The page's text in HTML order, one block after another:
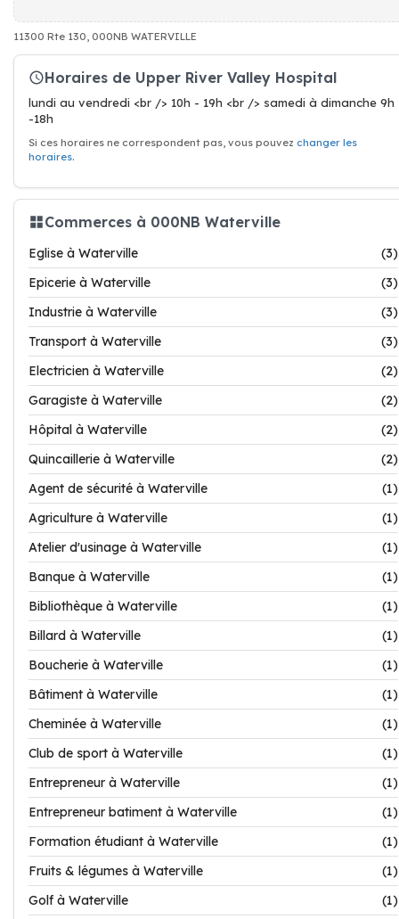
11300 Rte 130, 000NB WATERVILLE
Horaires de Upper River Valley Hospital
lundi au vendredi <br /> 10h - 19h <br /> samedi à dimanche 9h
-18h
Si ces horaires ne correspondent pas, vous pouvez changer les
horaires.
Commerces à 000NB Waterville
Eglise à Waterville
(3)
Epicerie à Waterville
(3)
Industrie à Waterville
(3)
Transport à Waterville
(3)
Electricien à Waterville
(2)
Garagiste à Waterville
(2)
Hôpital à Waterville
(2)
Quincaillerie à Waterville
(2)
Agent de sécurité à Waterville
(1)
Agriculture à Waterville
(1)
Atelier d'usinage à Waterville
(1)
Banque à Waterville
(1)
Bibliothèque à Waterville
(1)
Billard à Waterville
(1)
Boucherie à Waterville
(1)
Bâtiment à Waterville
(1)
Cheminée à Waterville
(1)
Club de sport à Waterville
(1)
Entrepreneur à Waterville
(1)
Entrepreneur batiment à Waterville
(1)
Formation étudiant à Waterville
(1)
Fruits & légumes à Waterville
(1)
Golf à Waterville
(1)